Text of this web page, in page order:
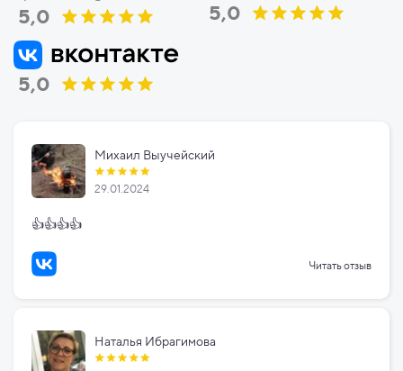
5,0 5,0
5,0
Михаил Выучейский
29.01.2024
👍👍👍👍
Читать отзыв
Наталья Ибрагимова